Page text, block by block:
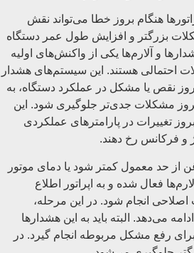
هنگام بروز خطا می‌تواند نقش
بزرگتر و افزایش طول عمر دستگاه
و آلارم‌ها یکی از واکنش‌های اولیه
احتمالی هستند. این سیستم‌های هشدار
نقص یا مشکل در عملکرد دستگاه، به
بروز مشکلات جدی‌تر جلوگیری شود. این
تغییرات در پارامترهای عملکردی
و فرکانس رخ دهند.
از حد معمول کمتر شود یا دمای موتور
فعال شده و به اپراتور اطلاع
اصلاحی انجام شود. در این مرحله،
می‌دهد. البته باید به این هشدارها
رفع مشکل مربوطه انجام گیرد. در